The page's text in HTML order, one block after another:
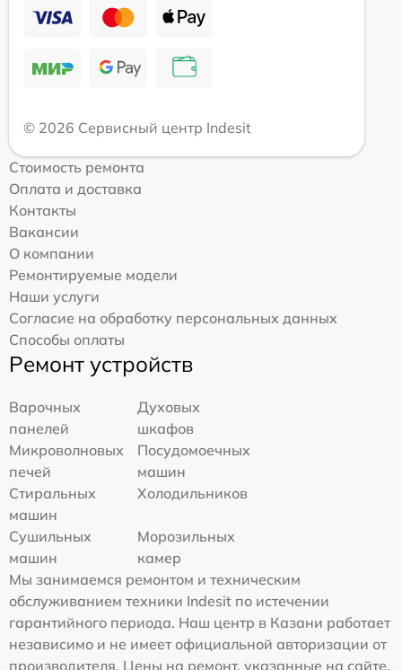
© 2026 Сервисный центр Indesit
Стоимость ремонта
Оплата и доставка
Контакты
Вакансии
О компании
Ремонтируемые модели
Наши услуги
Согласие на обработку персональных данных
Способы оплаты
Ремонт устройств
Варочных
панелей
Духовых
шкафов
Микроволновых
печей
Посудомоечных
машин
Стиральных
машин
Холодильников
Сушильных
машин
Морозильных
камер
Мы занимаемся ремонтом и техническим
обслуживанием техники Indesit по истечении
гарантийного периода. Наш центр в Казани работает
независимо и не имеет официальной авторизации от
производителя. Цены на ремонт, указанные на сайте,